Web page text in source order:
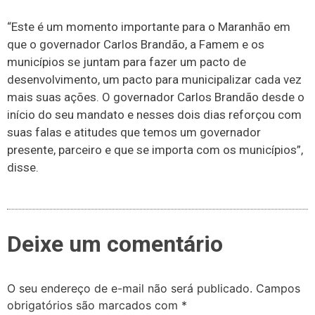
“Este é um momento importante para o Maranhão em
que o governador Carlos Brandão, a Famem e os
municípios se juntam para fazer um pacto de
desenvolvimento, um pacto para municipalizar cada vez
mais suas ações. O governador Carlos Brandão desde o
início do seu mandato e nesses dois dias reforçou com
suas falas e atitudes que temos um governador
presente, parceiro e que se importa com os municípios”,
disse.
Deixe um comentário
O seu endereço de e-mail não será publicado. Campos
obrigatórios são marcados com *